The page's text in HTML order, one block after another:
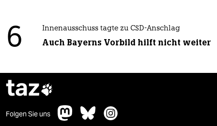
6 Innenausschuss tagte zu CSD-Anschlag
Auch Bayerns Vorbild hilft nicht weiter
taz
Folgen Sie uns